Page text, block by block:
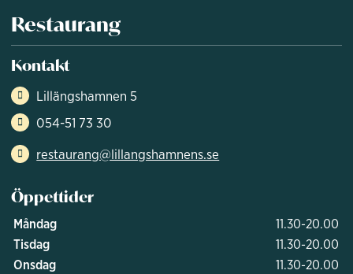
Restaurang
Kontakt
Lillängshamnen 5
054-51 73 30
restaurang@lillangshamnens.se
Öppettider
Måndag
11.30-20.00
Tisdag
11.30-20.00
Onsdag
11.30-20.00